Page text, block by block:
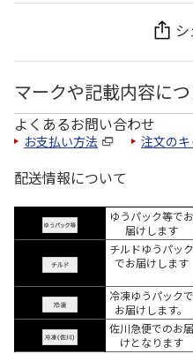
マークや記載内容に
よくあるお問い合わせ
お支払い方法 注文の
配送情報について
ゆうパック等でお
届けします
チルドゆうパック
でお届けします
冷凍ゆうパックで
お届けします。
佐川急便でのお届
けとなります